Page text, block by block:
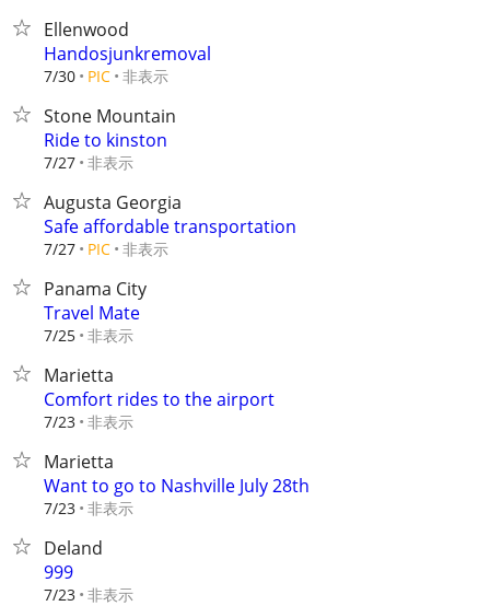
Ellenwood
Handosjunkremoval
7/30 PIC 非表示
Stone Mountain
Ride to kinston
7/27 非表示
Augusta Georgia
Safe affordable transportation
7/27 PIC 非表示
Panama City
Travel Mate
7/25 非表示
Marietta
Comfort rides to the airport
7/23 非表示
Marietta
Want to go to Nashville July 28th
7/23 非表示
Deland
999
7/23 非表示